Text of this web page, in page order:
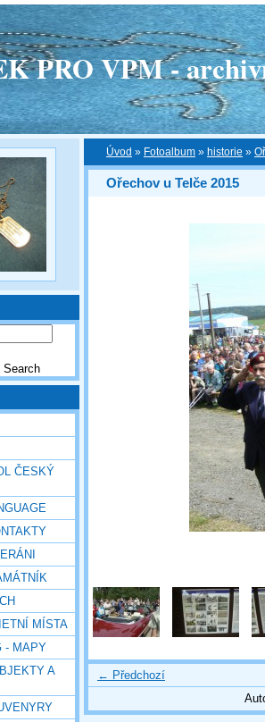
PRO VPM -
ČESKÝ
MÍSTA
- MAPY
A
Úvod » Fotoalbum » historie »
Ořechov u Telče 2015
← Předchozí